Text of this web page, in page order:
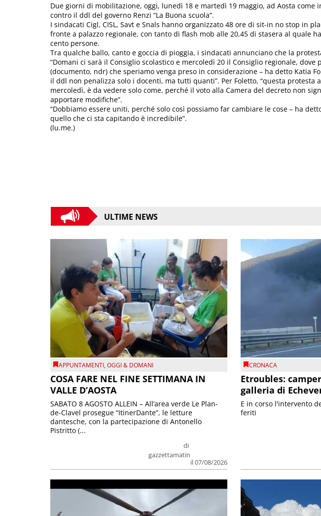
Due giorni di mobilitazione, oggi, lunedì 18 e martedì 19 maggio, ad Aosta come
contro il ddl del governo Renzi “La Buona scuola”.
I sindacati Cigl, CISL, Savt e Snals hanno organizzato 48 ore di sit-in no stop in
fronte a palazzo regionale, con tanto di flash mob alle 20,45 di stasera al quale
cento persone.
Tra qualche ballo, canto e goccia di pioggia, i sindacati annunciano che la
“Domani ci sarà il Consiglio scolastico e mercoledì 20 il Consiglio regionale,
(documento, ndr) che speriamo venga preso in considerazione – ha detto Katia
il ddl non penalizza solo i docenti, ma tutti quanti”. Per Foletto, “questa protesta
mercoledì, è da vedere solo come, perché il voto alla Camera del decreto non
apportare modifiche”.
“Dobbiamo essere uniti, perché solo così possiamo far cambiare le cose – ha
quello che ci sta capitando è incredibile”.
(lu.me.)
ULTIME NEWS
APPUNTAMENTI,OGGI & DOMANI
COSA FARE NEL FINE SETTIMANA IN
VALLE D’AOSTA
di
gazzettamatin
il 07/08/2026
SABATO 8 AGOSTO ALLEIN – All’area verde Le Plan-
de-Clavel prosegue “ItinerDante”, le letture
dantesche, con la partecipazione di Antonello
Pistritto (...
CRONACA
Etroubles:
galleria di
E in corso l'intervento
feriti